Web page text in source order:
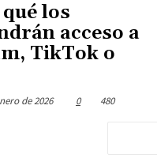
los
acceso a
TikTok o
de 2026 0 480